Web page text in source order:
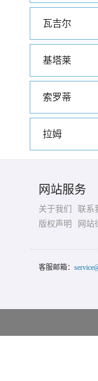
瓦吉尔
基塔莱
索罗蒂
拉姆
网站服务
关于我们 联系
版权声明
网站
客服邮箱：